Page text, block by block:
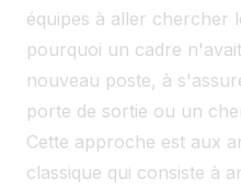
équipes à aller chercher
pourquoi un cadre
nouveau poste, à
porte de sortie ou un
Cette approche est aux
classique qui consiste à